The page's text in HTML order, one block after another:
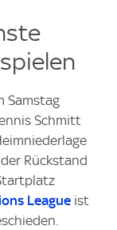
Samstag
Schmitt
Rückstand
League ist